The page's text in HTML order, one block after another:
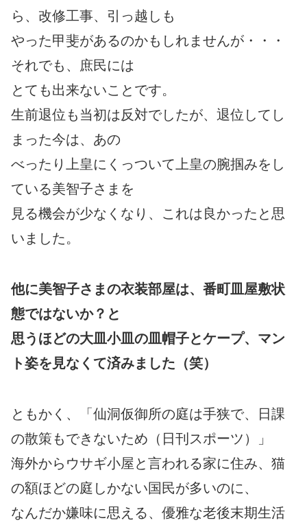
ら、改修工事、引っ越しも
やった甲斐があるのかもしれませんが・・・
それでも、庶民には
とても出来ないことです。
生前退位も当初は反対でしたが、退位してし
まった今は、あの
べったり上皇にくっついて上皇の腕掴みをし
ている美智子さまを
見る機会が少なくなり、これは良かったと思
いました。
他に美智子さまの衣装部屋は、番町皿屋敷状
態ではないか？と
思うほどの大皿小皿の皿帽子とケープ、マン
ト姿を見なくて済みました（笑）
ともかく、「仙洞仮御所の庭は手狭で、日課
の散策もできないため（日刊スポーツ）」
海外からウサギ小屋と言われる家に住み、猫
の額ほどの庭しかない国民が多いのに、
なんだか嫌味に思える、優雅な老後末期生活